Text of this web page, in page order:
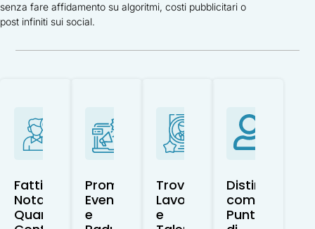
senza fare affidamento su algoritmi, costi pubblicitari o
post infiniti sui social.
Fatti
Notare
Quando
Promuovi
Eventi
e
Trova
Lavoratori
e
Distinguiti
come
Punto